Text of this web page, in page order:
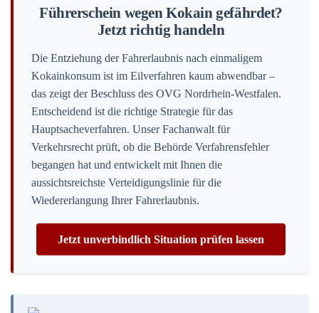
Führerschein wegen Kokain gefährdet?
Jetzt richtig handeln
Die Entziehung der Fahrerlaubnis nach einmaligem
Kokainkonsum ist im Eilverfahren kaum abwendbar –
das zeigt der Beschluss des OVG Nordrhein-Westfalen.
Entscheidend ist die richtige Strategie für das
Hauptsacheverfahren. Unser Fachanwalt für
Verkehrsrecht prüft, ob die Behörde Verfahrensfehler
begangen hat und entwickelt mit Ihnen die
aussichtsreichste Verteidigungslinie für die
Wiedererlangung Ihrer Fahrerlaubnis.
Jetzt unverbindlich Situation prüfen lassen